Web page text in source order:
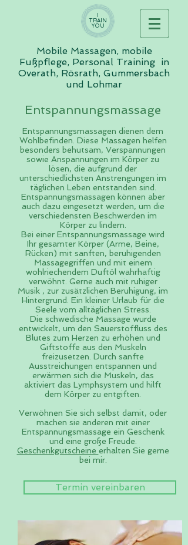
TRAIN
YOU
Mobile Massagen, mobile
Fußpflege, Personal Training in
Overath, Rösrath, Gummersbach
und Lohmar
Entspannungsmassage
Entspannungsmassagen dienen dem
Wohlbefinden. Diese Massagen helfen
besonders behutsam, Verspannungen
sowie Anspannungen im Körper zu
lösen, die aufgrund der
unterschiedlichsten Anstrengungen im
täglichen Leben entstanden sind.
Entspannungsmassagen können aber
auch dazu eingesetzt werden, um die
verschiedensten Beschwerden im
Körper zu lindern.
Bei einer Entspannungsmassage wird
Ihr gesamter Körper (Arme, Beine,
Rücken) mit sanften, beruhigenden
Massagegriffen und mit einem
wohlriechendem Duftöl wahrhaftig
verwöhnt. Gerne auch mit ruhiger
Musik , zur zusätzlichen Beruhigung, im
Hintergrund. Ein kleiner Urlaub für die
Seele vom alltäglichen Stress.
Die schwedische Massage wurde
entwickelt, um den Sauerstoffluss des
Blutes zum Herzen zu erhöhen und
Giftstoffe aus den Muskeln
freizusetzen. Durch sanfte
Ausstreichungen entspannen und
erwärmen sich die Muskeln, das
aktiviert das Lymphsystem und hilft
dem Körper zu entgiften.
Verwöhnen Sie sich selbst damit, oder
machen sie anderen mit einer
Entspannungsmassage ein Geschenk
und eine große Freude.
Geschenkgutscheine erhalten Sie gerne
bei mir.
Termin vereinbaren